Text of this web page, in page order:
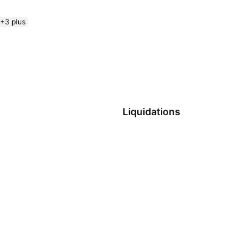
+3 plus
Liquidations